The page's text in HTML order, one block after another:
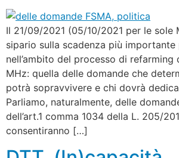
Il 21/09/2021 (05/10/2021 per le sole
sipario sulla scadenza più
nell’ambito del processo di refarming
MHz: quella delle domande che
potrà sopravvivere e chi dovrà
Parliamo, naturalmente, delle
dell’art.1 comma 1034 della L. 205/
consentiranno […]